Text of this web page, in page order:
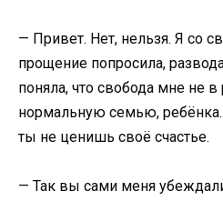
— Привет. Нет, нельзя. Я со
прощение попросила,
поняла, что свобода мне не в
нормальную семью, ребёнка.
ты не ценишь своё счастье.
— Так вы сами меня